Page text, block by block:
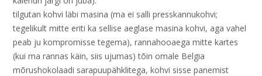
tilgutan kohvi läbi masina (ma ei salli presskannukohvi;
tegelikult mitte eriti ka sellise aeglase masina kohvi, aga vahel
peab ju kompromisse tegema), rannahooaega mitte kartes
(kui ma rannas käin, siis ujumas) tõin omale Belgia
mõrushokolaadi sarapuupähklitega, kohvi sisse panemist